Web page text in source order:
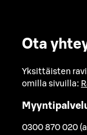
Ota
Yksittäisten
omilla sivuilla:
0300 870 020